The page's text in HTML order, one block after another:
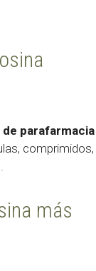
parafarmacia
comprimidos,
más